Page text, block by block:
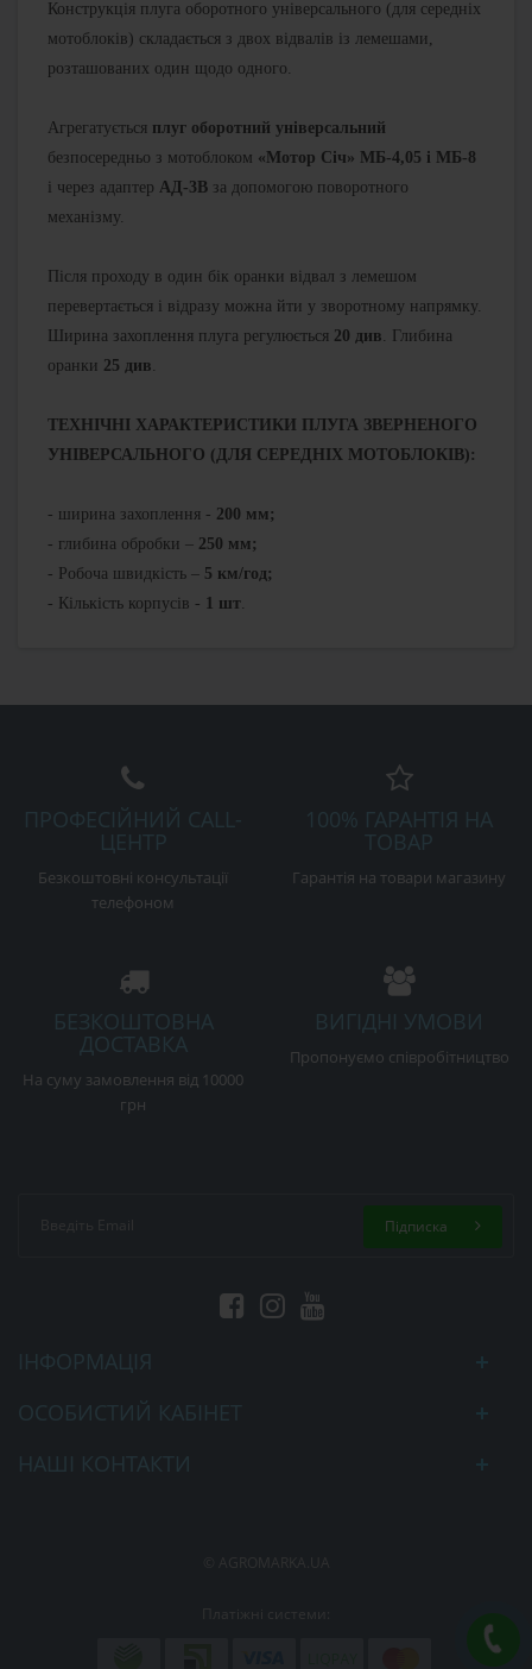
Конструкція плуга оборотного універсального (для середніх
мотоблоків) складається з двох відвалів із лемешами,
розташованих один щодо одного.
Агрегатується плуг оборотний універсальний
безпосередньо з мотоблоком «Мотор Січ» МБ-4,05 і МБ-8
і через адаптер АД-3В за допомогою поворотного
механізму.
Після проходу в один бік оранки відвал з лемешом
перевертається і відразу можна йти у зворотному напрямку.
Ширина захоплення плуга регулюється 20 див. Глибина
оранки 25 див.
ТЕХНІЧНІ ХАРАКТЕРИСТИКИ ПЛУГА ЗВЕРНЕНОГО
УНІВЕРСАЛЬНОГО (ДЛЯ СЕРЕДНІХ МОТОБЛОКІВ):
- ширина захоплення - 200 мм;
- глибина обробки – 250 мм;
- Робоча швидкість – 5 км/год;
- Кількість корпусів - 1 шт.
ПРОФЕСІЙНИЙ CALL-
ЦЕНТР
Безкоштовні консультації
телефоном
100% ГАРАНТІЯ НА
ТОВАР
Гарантія на товари магазину
БЕЗКОШТОВНА
ДОСТАВКА
На суму замовлення від 10000
грн
ВИГІДНІ УМОВИ
Пропонуємо співробітництво
Підписка
ІНФОРМАЦІЯ
ОСОБИСТИЙ КАБІНЕТ
НАШІ КОНТАКТИ
© AGROMARKA.UA
Платіжні системи: